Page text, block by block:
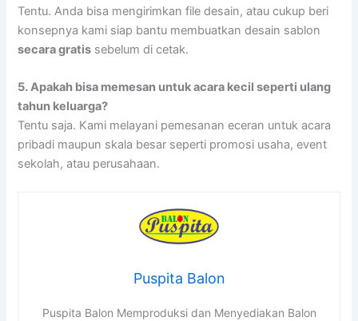
Tentu. Anda bisa mengirimkan file desain, atau cukup beri
konsepnya kami siap bantu membuatkan desain sablon
secara gratis sebelum di cetak.
5.Apakah bisa memesan untuk acara kecil seperti ulang
tahun keluarga?
Tentu saja. Kami melayani pemesanan eceran untuk acara
pribadi maupun skala besar seperti promosi usaha, event
sekolah, atau perusahaan.
Puspita Balon
Puspita Balon Memproduksi dan Menyediakan Balon